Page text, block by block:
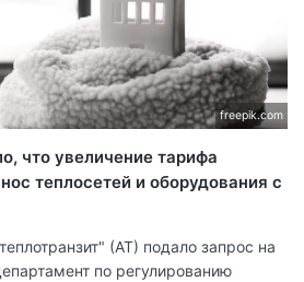
freepik.com
что увеличение тарифа
теплосетей и оборудования с
(АТ) подало запрос на
по регулированию